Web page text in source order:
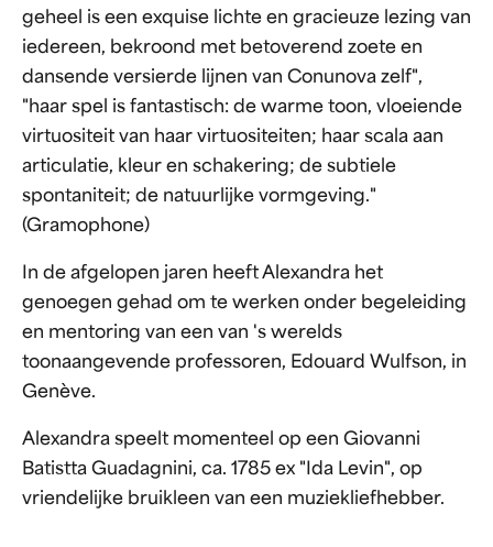
geheel is een exquise lichte en gracieuze lezing van
iedereen, bekroond met betoverend zoete en
dansende versierde lijnen van Conunova zelf",
"haar spel is fantastisch: de warme toon, vloeiende
virtuositeit van haar virtuositeiten; haar scala aan
articulatie, kleur en schakering; de subtiele
spontaniteit; de natuurlijke vormgeving."
(Gramophone)
In de afgelopen jaren heeft Alexandra het
genoegen gehad om te werken onder begeleiding
en mentoring van een van 's werelds
toonaangevende professoren, Edouard Wulfson, in
Genève.
Alexandra speelt momenteel op een Giovanni
Batistta Guadagnini, ca. 1785 ex "Ida Levin", op
vriendelijke bruikleen van een muziekliefhebber.